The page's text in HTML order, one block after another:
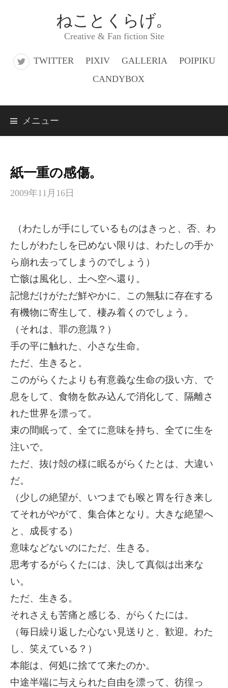
ス
ねことくらげ。
Creative & Fan fiction Site
TWITTER PIXIV GALLERIA
POIPIKU
CANDYBOX
メニュー
紙一重の感傷。
2009年11月16日
（わたしが手にしているものはきっと、否、わ
たしがわたしを已めない限りは、わたしの手か
ら崩れ去ってしまうのでしょう）
亡骸は風化し、土へ空へ還り。
記憶だけがただ鮮やかに、この無駄に存在する
有機物に寄生して、棲み着くのでしょう。
（それは、罪の意識？）
手の平に触れた、小さな生命。
ただ、生きると。
このがらくたよりも有意義な生命の扱い方、で
息をして、食物を飲み込んで消化して、隔離さ
れた世界を漂って。
束の間眠って、全てに意味を持ち、全てに生を
注いで。
ただ、抜け殻の様に眠るがらくたとは、大違い
だ。
（少しの絶望が、いつまでも喉と胃を行き来し
てそれがやがて、集合体となり。大きな絶望へ
と、成長する）
意味などないのにただ、生きる。
思考するがらくたには、決して真似は出来な
い。
ただ、生きる。
それさえも苦痛と感じる、がらくたには。
（毎日繰り返した心ない見送りと、歓迎。わた
し、笑えている？）
本能は、何処に捨てて来たのか。
中途半端に与えられた自由を漂って、彷徨っ